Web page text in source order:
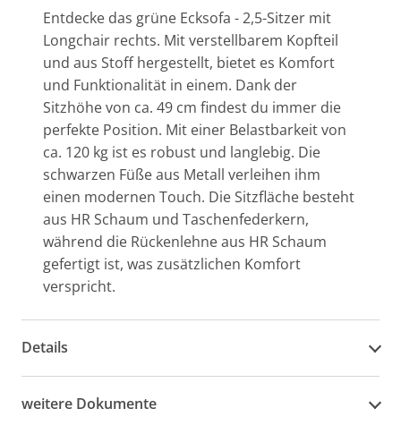
Entdecke das grüne Ecksofa - 2,5-Sitzer mit
Longchair rechts. Mit verstellbarem Kopfteil
und aus Stoff hergestellt, bietet es Komfort
und Funktionalität in einem. Dank der
Sitzhöhe von ca. 49 cm findest du immer die
perfekte Position. Mit einer Belastbarkeit von
ca. 120 kg ist es robust und langlebig. Die
schwarzen Füße aus Metall verleihen ihm
einen modernen Touch. Die Sitzfläche besteht
aus HR Schaum und Taschenfederkern,
während die Rückenlehne aus HR Schaum
gefertigt ist, was zusätzlichen Komfort
verspricht.
Details
weitere Dokumente